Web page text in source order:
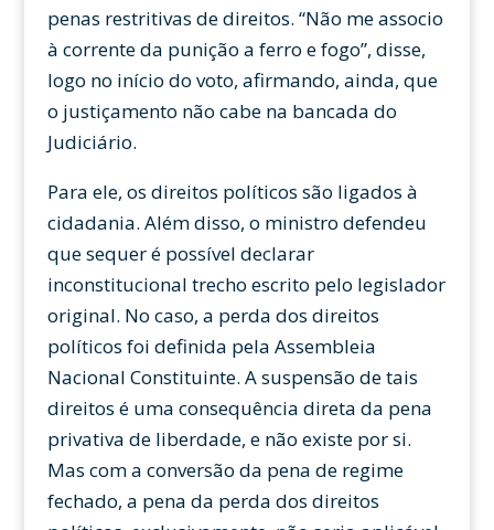
penas restritivas de direitos. “Não me associo
à corrente da punição a ferro e fogo”, disse,
logo no início do voto, afirmando, ainda, que
o justiçamento não cabe na bancada do
Judiciário.
Para ele, os direitos políticos são ligados à
cidadania. Além disso, o ministro defendeu
que sequer é possível declarar
inconstitucional trecho escrito pelo legislador
original. No caso, a perda dos direitos
políticos foi definida pela Assembleia
Nacional Constituinte. A suspensão de tais
direitos é uma consequência direta da pena
privativa de liberdade, e não existe por si.
Mas com a conversão da pena de regime
fechado, a pena da perda dos direitos